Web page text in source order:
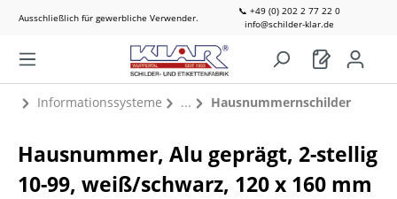
Ausschließlich für gewerbliche Verwender.
📞 +49 (0) 202 2 77 22 0
info@schilder-klar.de
Informationssysteme Hausnummernschilder
Hausnummer, Alu geprägt, 2-stellig
10-99, weiß/schwarz, 120 x 160 mm